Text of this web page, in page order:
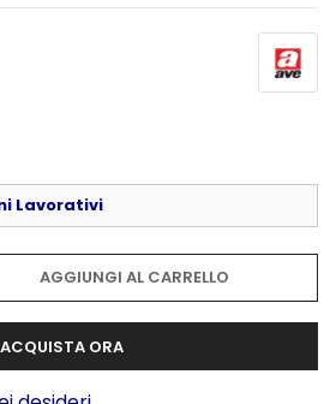
Lavorativi
AGGIUNGI AL CARRELLO
ACQUISTA ORA